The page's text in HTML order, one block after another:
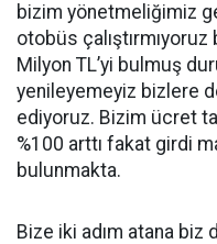
bizim yönetmeliğimiz
otobüs
Milyon TL’yi bulmuş
yenileyemeyiz bizlere
ediyoruz. Bizim ücret
%100 arttı fakat girdi
bulunmakta.
Bize iki adım atana biz